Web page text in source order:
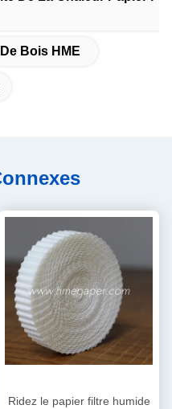
Bois HME
Ridez le papier filtre humide